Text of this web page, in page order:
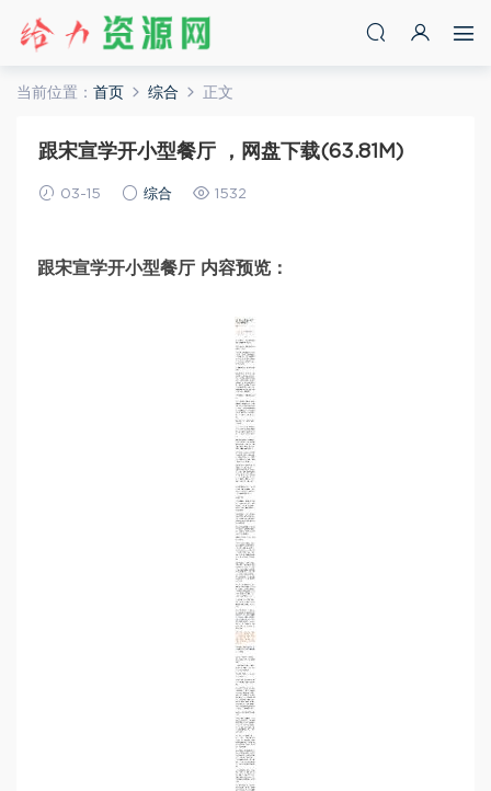
当前位置： 首页 综合 正文
跟宋宣学开小型餐厅 ，网盘下载(63.81M)
03-15 综合 1532
跟宋宣学开小型餐厅 内容预览：